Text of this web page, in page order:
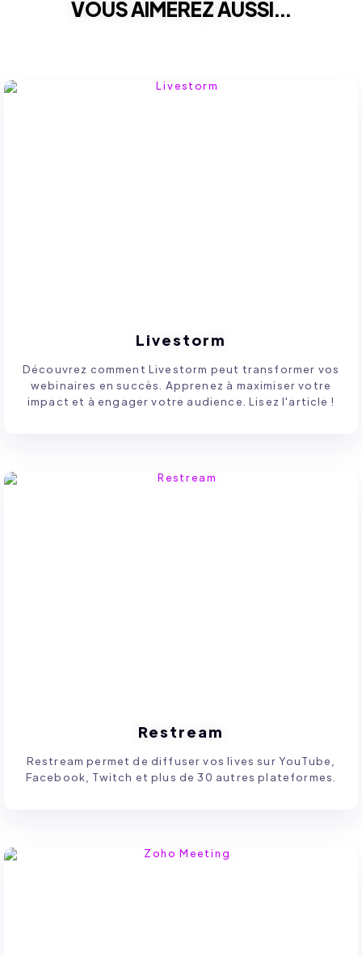
VOUS AIMEREZ AUSSI...
Livestorm
Découvrez comment Livestorm peut transformer vos
webinaires en succès. Apprenez à maximiser votre
impact et à engager votre audience. Lisez l'article !
Restream
Restream permet de diffuser vos lives sur YouTube,
Facebook, Twitch et plus de 30 autres plateformes.